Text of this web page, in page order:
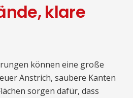
klare
können eine große
Anstrich, saubere Kanten
sorgen dafür, dass